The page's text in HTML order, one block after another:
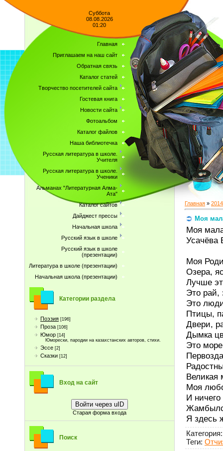
Суббота
08.08.2026
01:20
Главная
Приглашаем на наш сайт
Обратная связь
Каталог статей
Творчество посетителей сайта
Гостевая книга
Новости сайта
Фотоальбом
Каталог файлов
Наша библиотечка
Русская литература в школе.
Учителя
Русская литература в школе.
Ученики
Альманах "Литературная Алма-
Ата"
Каталог сайтов
Дайджест прессы
Начальная школа
Русский язык в школе
Русский язык в школе
(презентации)
Литература в школе (презентации)
Начальная школа (презентации)
Категории раздела
Поэзия [196]
Проза [106]
Юмор [14]
Юморески, пародии на казахстанских авторов, стихи.
Эссе [2]
Сказки [12]
Вход на сайт
Войти через uID
Старая форма входа
Поиск
Главная » 2014
Моя
Моя
Усачёва
Моя
Озера,
Лучше
Это рай,
Это
Птицы,
Двери,
Дымка
Это
Великая
Моя
И
Я здесь
Категория:
Теги: